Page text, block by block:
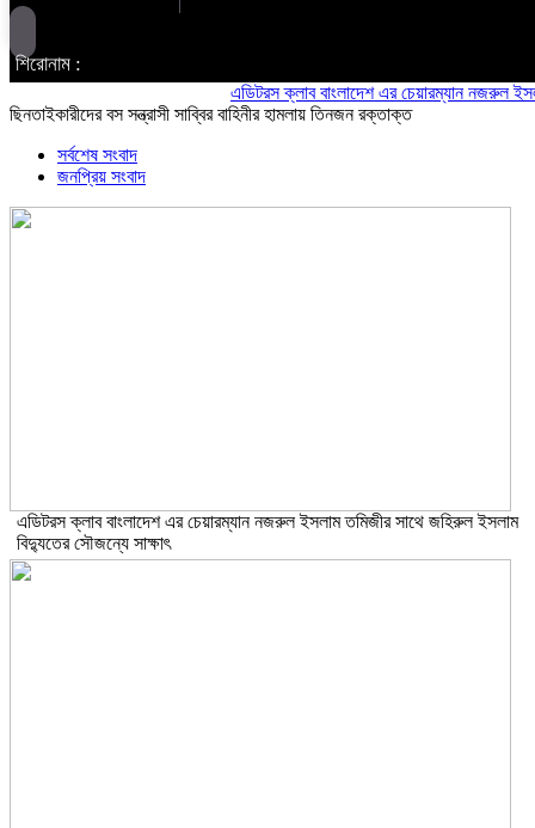
শিরোনাম :
এডিটরস ক্লাব বাংলাদেশ এর চেয়ারম্যান নজরুল ইসলাম
ছিনতাইকারীদের বস সন্ত্রাসী সাব্বির বাহিনীর হামলায় তিনজন রক্তাক্ত
সর্বশেষ সংবাদ
জনপ্রিয় সংবাদ
এডিটরস ক্লাব বাংলাদেশ এর চেয়ারম্যান নজরুল ইসলাম তমিজীর সাথে জহিরুল ইসলাম
বিদ্যুতের সৌজন্যে সাক্ষাৎ